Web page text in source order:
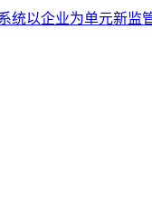
统以企业为单元新监